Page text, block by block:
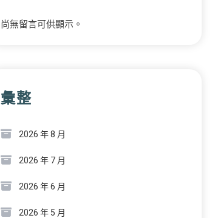
尚無留言可供顯示。
彙整
2026 年 8 月
2026 年 7 月
2026 年 6 月
2026 年 5 月